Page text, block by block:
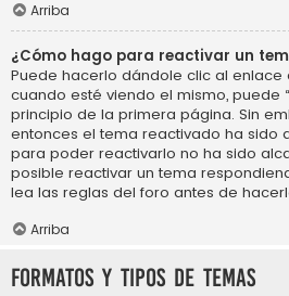
Arriba
¿Cómo hago para reactivar un
Puede hacerlo dándole clic al enlace
cuando esté viendo el mismo, puede
principio de la primera página. Sin
entonces el tema reactivado ha sido
para poder reactivarlo no ha sido
posible reactivar un tema
lea las reglas del foro antes de
Arriba
Formatos y tipos de temas